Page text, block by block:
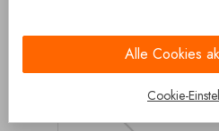
Alle Cookies
Cookie-